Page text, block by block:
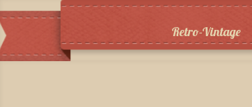
Retro-Vintage